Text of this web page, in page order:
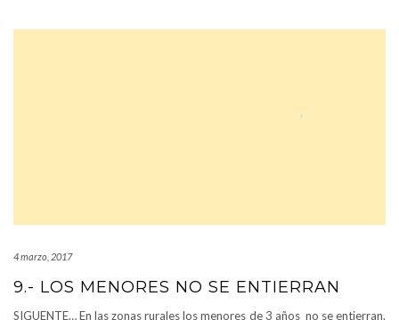
4 marzo, 2017
9.- LOS MENORES NO SE ENTIERRAN
SIGUENTE… En las zonas rurales los menores de 3 años no se entierran.